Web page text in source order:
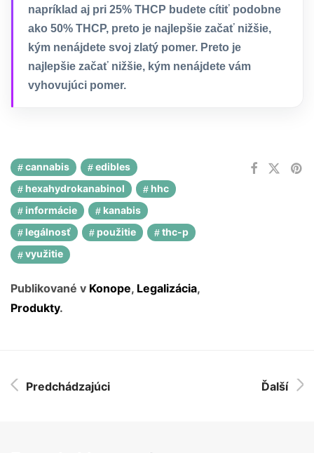
napríklad aj pri 25% THCP budete cítiť podobne
ako 50% THCP, preto je najlepšie začať nižšie,
kým nenájdete svoj zlatý pomer. Preto je
najlepšie začať nižšie, kým nenájdete vám
vyhovujúci pomer.
cannabis
edibles
hexahydrokanabinol
hhc
informácie
kanabis
legálnosť
použitie
thc-p
využitie
Publikované v Konope, Legalizácia,
Produkty.
Predchádzajúci Ďalší